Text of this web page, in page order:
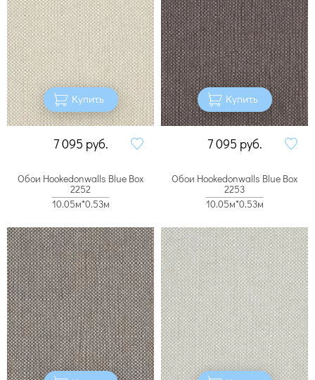
Купить
7 095 руб.
Купить
7 095 руб.
Обои Hookedonwalls Blue Box
2252
10.05м*0.53м
Обои Hookedonwalls Blue Box
2253
10.05м*0.53м